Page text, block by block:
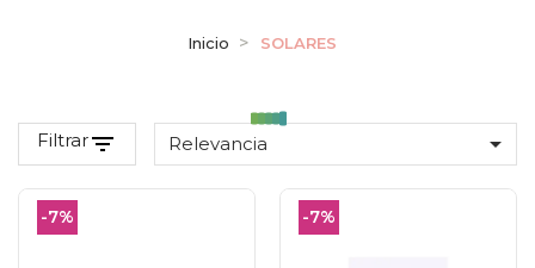
Inicio SOLARES
Filtrarfilter_list Relevancia 
-7% -7%